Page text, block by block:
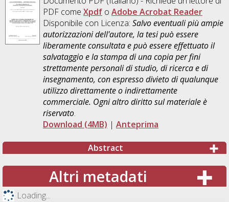
PDF come Xpdfo Adobe Acrobat Reader
Disponibile con Licenza: Salvo eventuali più ampie
autorizzazioni dell'autore, la tesi può essere
liberamente consultata e può essere effettuato il
salvataggio e la stampa di una copia per fini
strettamente personali di studio, di ricerca e di
insegnamento, con espresso divieto di qualunque
utilizzo direttamente o indirettamente
commerciale. Ogni altro diritto sul materiale è
riservato.
Download (4MB) | Anteprima
Abstract
Altri metadati
Loading...